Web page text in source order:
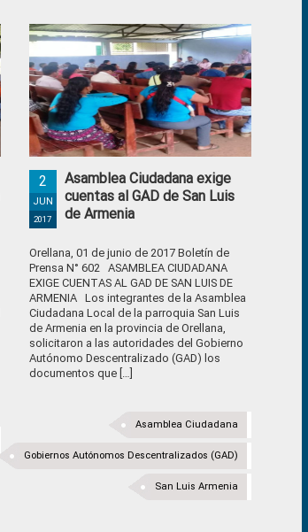
Asamblea Ciudadana exige
cuentas al GAD de San Luis
de Armenia
2
JUN
2017
Orellana, 01 de junio de 2017 Boletín de
Prensa N° 602 ASAMBLEA CIUDADANA
EXIGE CUENTAS AL GAD DE SAN LUIS DE
ARMENIA Los integrantes de la Asamblea
Ciudadana Local de la parroquia San Luis
de Armenia en la provincia de Orellana,
solicitaron a las autoridades del Gobierno
Autónomo Descentralizado (GAD) los
documentos que […]
Asamblea Ciudadana
Gobiernos Autónomos Descentralizados (GAD)
San Luis Armenia